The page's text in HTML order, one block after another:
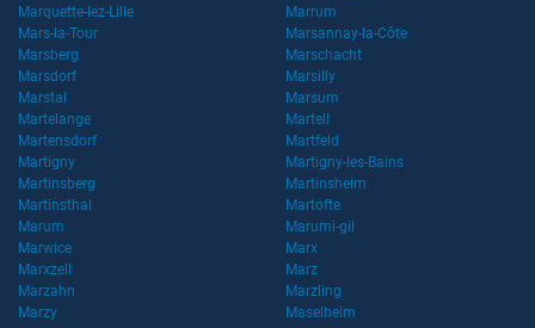
Marquette-lez-Lille
Marrum
Mars-la-Tour
Marsannay-la-Côte
Marsberg
Marschacht
Marsdorf
Marsilly
Marstal
Marsum
Martelange
Martell
Martensdorf
Martfeld
Martigny
Martigny-les-Bains
Martinsberg
Martinsheim
Martinsthal
Martofte
Marum
Marumi-gil
Marwice
Marx
Marxzell
Marz
Marzahn
Marzling
Marzy
Maselheim